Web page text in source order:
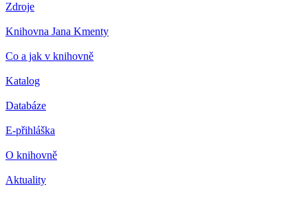
Zdroje
Knihovna Jana Kmenty
Co a jak v knihovně
Katalog
Databáze
E-přihláška
O knihovně
Aktuality